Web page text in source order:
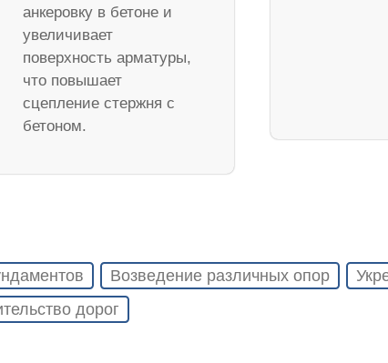
анкеровку в бетоне и
увеличивает
поверхность арматуры,
что повышает
сцепление стержня с
бетоном.
Возведение различных опор
дорог